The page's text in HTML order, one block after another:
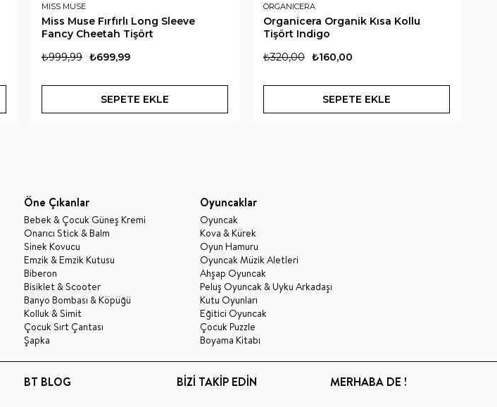
MISS MUSE
Miss Muse Fırfırlı Long Sleeve
Fancy Cheetah Tişört
₺699,99
₺999,99
SEPETE EKLE
ORGANICERA
Organicera Organik Kısa Kollu
Tişört Indigo
₺160,00
₺320,00
SEPETE EKLE
Öne Çıkanlar
Bebek & Çocuk Güneş Kremi
Onarıcı Stick & Balm
Sinek Kovucu
Emzik & Emzik Kutusu
Biberon
Bisiklet & Scooter
Banyo Bombası & Köpüğü
Kolluk & Simit
Çocuk Sırt Çantası
Şapka
Oyuncaklar
Oyuncak
Kova & Kürek
Oyun Hamuru
Oyuncak Müzik Aletleri
Ahşap Oyuncak
Peluş Oyuncak & Uyku Arkadaşı
Kutu Oyunları
Eğitici Oyuncak
Çocuk Puzzle
Boyama Kitabı
BT BLOG BİZİ TAKİP EDİN MERHABA DE !